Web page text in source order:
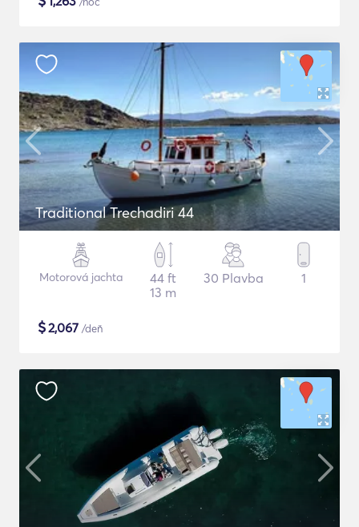
Traditional Trechadiri 44
Motorová jachta
44 ft
13 m
30 Plavba 1
$2,067 /deň